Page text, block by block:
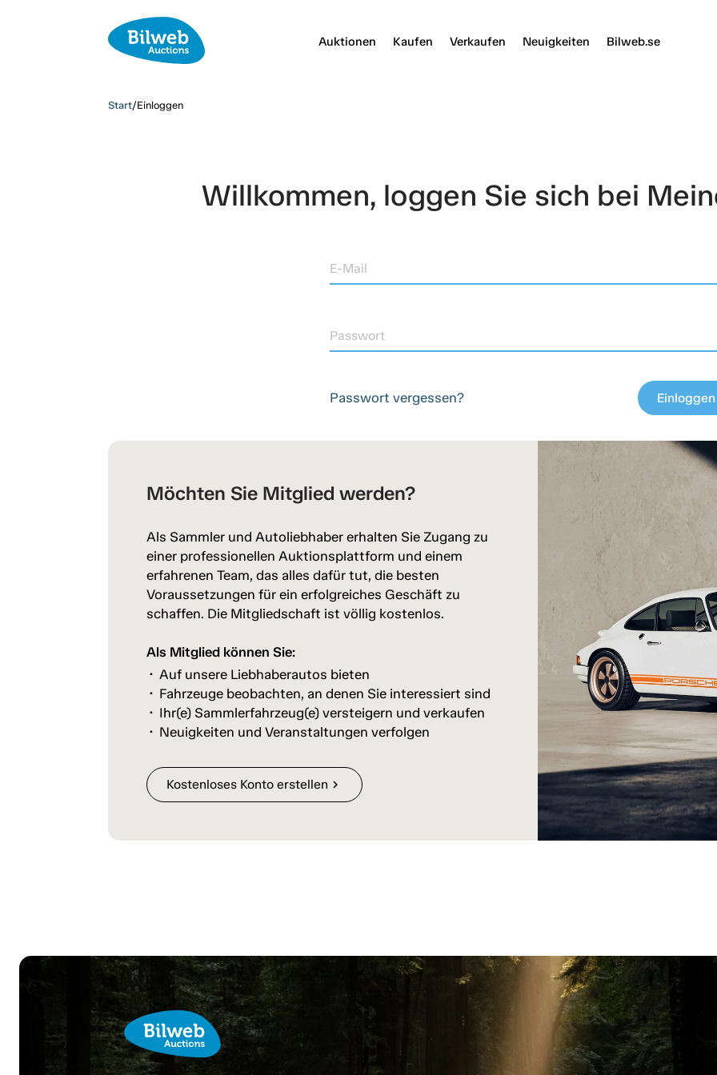
Auktionen Kaufen Verkaufen Neuigkeiten Bilweb.se
Start/Einloggen
Willkommen, loggen Sie sich bei
E-Mail
Passwort
Einloggen
Passwort vergessen?
Möchten Sie Mitglied werden?
Als Sammler und Autoliebhaber erhalten Sie Zugang zu
einer professionellen Auktionsplattform und einem
erfahrenen Team, das alles dafür tut, die besten
Voraussetzungen für ein erfolgreiches Geschäft zu
schaffen. Die Mitgliedschaft ist völlig kostenlos.
Als Mitglied können Sie:
Auf unsere Liebhaberautos bieten
Fahrzeuge beobachten, an denen Sie interessiert sind
Ihr(e) Sammlerfahrzeug(e) versteigern und verkaufen
Neuigkeiten und Veranstaltungen verfolgen
Kostenloses Konto erstellen chevron_right